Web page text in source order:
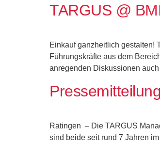
TARGUS @
Einkauf ganzheitlich gestalten!
Führungskräfte aus dem
anregenden Diskussionen
Ratingen – Die TARGUS
sind beide seit rund 7 Jahren